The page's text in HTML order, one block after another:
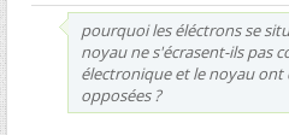
pourquoi les éléctrons se
noyau ne s'écrasent-ils pas
électronique et le noyau ont
opposées ?